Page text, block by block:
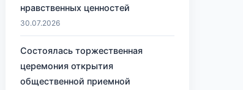
нравственных ценностей
30.07.2026
Состоялась торжественная
церемония открытия
общественной приемной